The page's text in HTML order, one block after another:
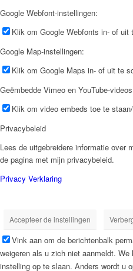
Google Webfont-instellingen:
Klik om Google Webfonts in- of uit
Google Map-instellingen:
Klik om Google Maps in- of uit te
Geëmbedde Vimeo en YouTube-
Klik om video embeds toe te
Privacybeleid
Lees de uitgebreidere informatie over
de pagina met mijn privacybeleid.
Privacy Verklaring
Accepteer de instellingen
Vink aan om de berichtenbalk
weigeren als u zich niet aanmeldt.
instelling op te slaan. Anders wordt u